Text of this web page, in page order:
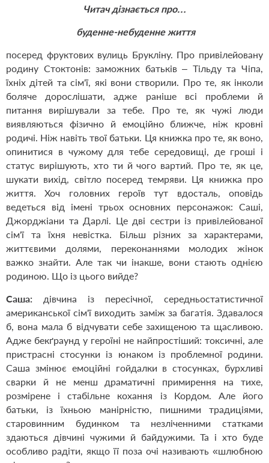
Читач дізнається про…
буденне-небуденне життя
посеред фруктових вулиць Брукліну. Про привілейовану
родину Стоктонів: заможних батьків – Тільду та Чіпа,
їхніх дітей та сім'ї, які вони створили. Про те, як інколи
боляче дорослішати, адже раніше всі проблеми й
питання вирішували за тебе. Про те, як чужі люди
виявляються фізично й емоційно ближче, ніж кровні
родичі. Ніж навіть твої батьки. Ця книжка про те, як воно,
опинитися в чужому для тебе середовищі, де гроші і
статус вирішують, хто ти й чого вартий. Про те, як це,
шукати вихід, світло посеред темряви. Ця книжка про
життя. Хоч головних героїв тут вдосталь, оповідь
ведеться від імені трьох основних персонажок: Саші,
Джорджіани та Дарлі. Це дві сестри із привілейованої
сім'ї та їхня невістка. Більш різних за характерами,
життєвими долями, переконаннями молодих жінок
важко знайти. Але так чи інакше, вони стають однією
родиною. Що із цього вийде?
Саша: дівчина із пересічної, середньостатистичної
американської сім'ї виходить заміж за багатія. Здавалося
б, вона мала б відчувати себе захищеною та щасливою.
Адже бекґраунд у героїні не найпростіший: токсичні, але
пристрасні стосунки із юнаком із проблемної родини.
Саша змінює емоційні гойдалки в стосунках, бурхливі
сварки й не менш драматичні примирення на тихе,
розмірене і стабільне кохання із Кордом. Але його
батьки, із їхньою манірністю, пишними традиціями,
старовинним будинком та незліченними статками
здаються дівчині чужими й байдужими. Та і хто буде
особливо радіти, якщо її поза очі називають «шлюбною